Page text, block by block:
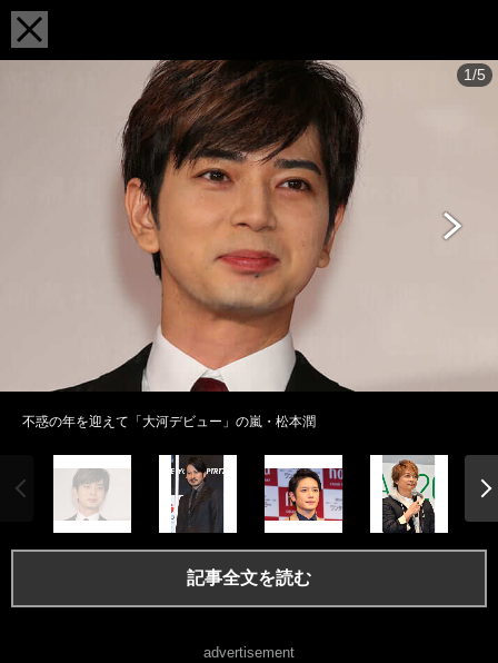
1/5
不惑の年を迎えて「大河デビュー」の嵐・松本潤
記事全文を読む
advertisement